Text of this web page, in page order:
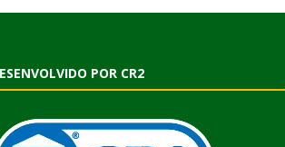
POR CR2